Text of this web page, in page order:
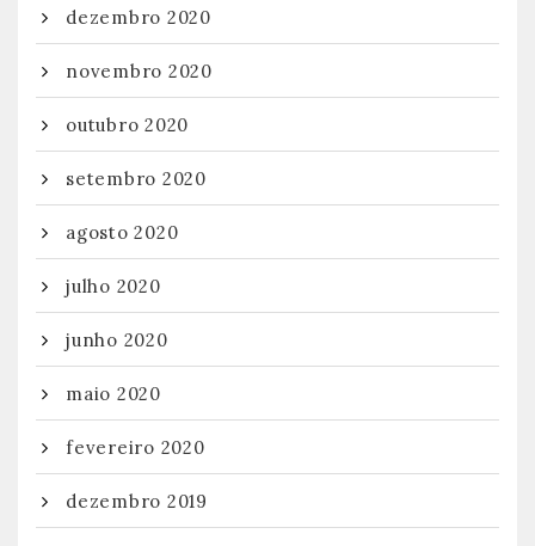
dezembro 2020
novembro 2020
outubro 2020
setembro 2020
agosto 2020
julho 2020
junho 2020
maio 2020
fevereiro 2020
dezembro 2019